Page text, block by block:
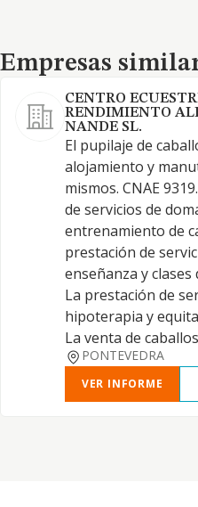
Empresas similares
Empresas
CENTRO
RENDIMIENTO
NANDE SL.
El pupilaje de
alojamiento y
mismos. CNAE
de servicios de
entrenamiento de
prestación de
enseñanza y clases
La prestación de
hipoterapia y
La venta de caballos
PONTEVEDRA
VER INFORME